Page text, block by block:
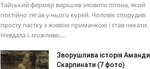
Тайський фермер вирішив зловити пітона, який
постійно тягав у нього курей. Чоловік спорудив
просту пастку з живою приманкою і став чекати.
Невдала і, можливо,...
Зворушлива історія Аманди
Скарпинати (7 фото)